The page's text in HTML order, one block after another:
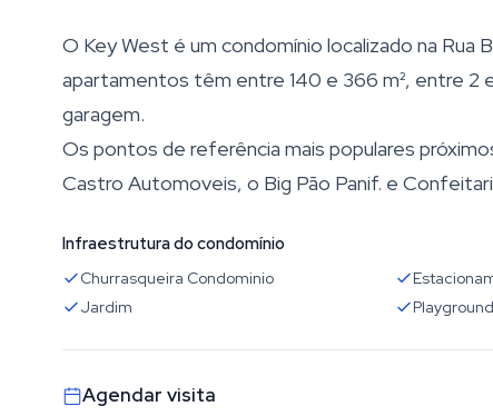
O Key West é um condomínio localizado na Rua
apartamentos têm entre 140 e 366 m², entre 2
garagem.
Os pontos de referência mais populares
Castro Automoveis, o Big Pão Panif. e
Infraestrutura do condomínio
Churrasqueira Condominio
Jardim
Playground
Agendar visita